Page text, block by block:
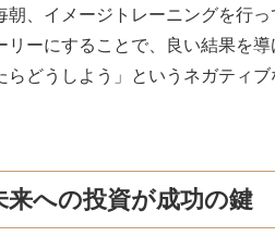
朝、イメージトレーニングを行
リーにすることで、良い結果を
らどうしよう」というネガティ
来への投資が成功の鍵